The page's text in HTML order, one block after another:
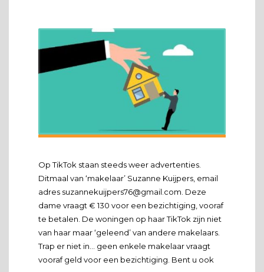
Op TikTok staan steeds weer advertenties.
Ditmaal van ‘makelaar’ Suzanne Kuijpers, email
adres suzannekuijpers76@gmail.com. Deze
dame vraagt € 130 voor een bezichtiging, vooraf
te betalen. De woningen op haar TikTok zijn niet
van haar maar ‘geleend’ van andere makelaars.
Trap er niet in… geen enkele makelaar vraagt
vooraf geld voor een bezichtiging. Bent u ook